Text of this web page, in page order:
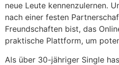
neue Leute kennenzulernen.
nach einer festen
Freundschaften bist, das
praktische Plattform, um
Als über 30-jähriger Single